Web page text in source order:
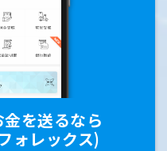
を送るなら
ォレックス)